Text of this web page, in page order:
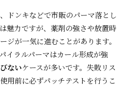
ドンキなどで市販のパーマ落とし
魅力ですが、薬剤の強さや放置時
ジが一気に進むことがあります。
イラルパーマはカール形成が強
ないケースが多いです。失敗リス
用前に必ずパッチテストを行うこ